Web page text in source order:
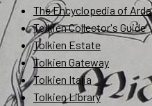
The Encyclopedia of Arda
Tolkien Collector's Guide
Tolkien Estate
Tolkien Gateway
Tolkien Italia
Tolkien Library